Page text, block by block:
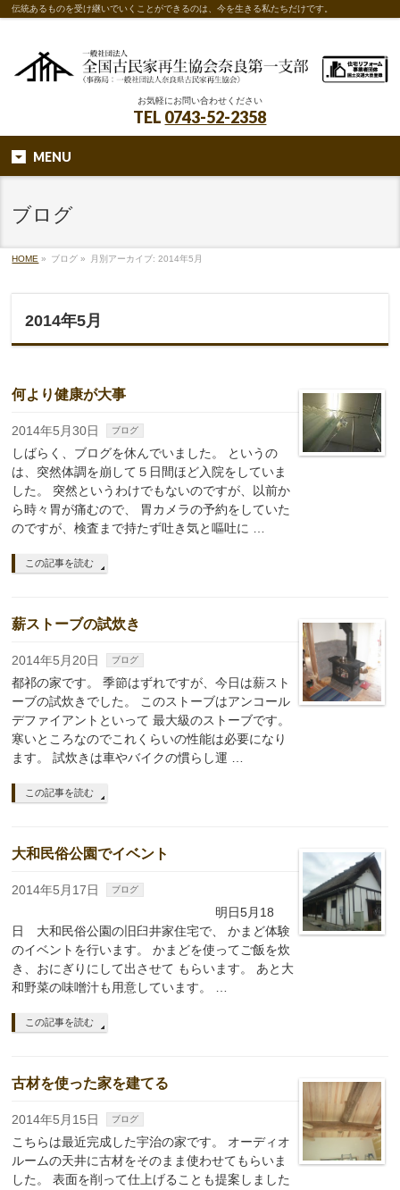
伝統あるものを受け継いでいくことができるのは、今を生きる私たちだけです。
お気軽にお問い合わせください
TEL 0743-52-2358
MENU
ブログ
HOME » ブログ » 月別アーカイブ: 2014年5月
2014年5月
何より健康が大事
2014年5月30日 ブログ
しばらく、ブログを休んでいました。 というの
は、突然体調を崩して５日間ほど入院をしていま
した。 突然というわけでもないのですが、以前か
ら時々胃が痛むので、 胃カメラの予約をしていた
のですが、検査まで持たず吐き気と嘔吐に …
この記事を読む
薪ストーブの試炊き
2014年5月20日 ブログ
都祁の家です。 季節はずれですが、今日は薪スト
ーブの試炊きでした。 このストーブはアンコール
デファイアントといって 最大級のストーブです。
寒いところなのでこれくらいの性能は必要になり
ます。 試炊きは車やバイクの慣らし運 …
この記事を読む
大和民俗公園でイベント
2014年5月17日 ブログ
明日5月18
日 大和民俗公園の旧臼井家住宅で、 かまど体験
のイベントを行います。 かまどを使ってご飯を炊
き、おにぎりにして出させて もらいます。 あと大
和野菜の味噌汁も用意しています。 …
この記事を読む
古材を使った家を建てる
2014年5月15日 ブログ
こちらは最近完成した宇治の家です。 オーディオ
ルームの天井に古材をそのまま使わせてもらいま
した。 表面を削って仕上げることも提案しました